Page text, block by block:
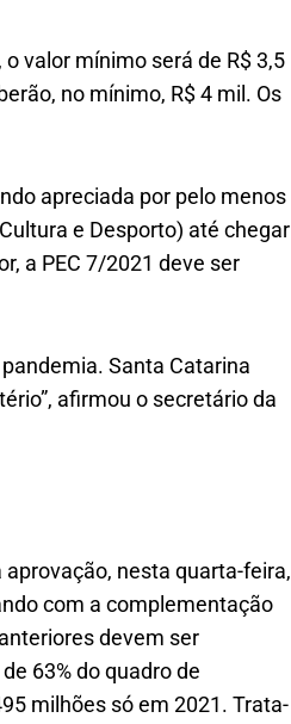
valor mínimo será de R$ 3,5
no mínimo, R$ 4 mil. Os
apreciada por pelo menos
e Desporto) até chegar
a PEC 7/2021 deve ser
Santa Catarina
afirmou o secretário da
nesta quarta-feira,
com a complementação
devem ser
63% do quadro de
milhões só em 2021. Trata-